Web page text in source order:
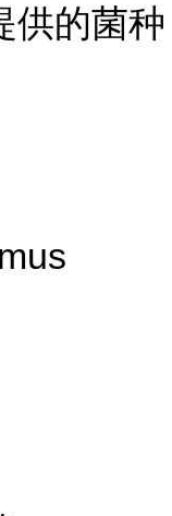
供的菌种